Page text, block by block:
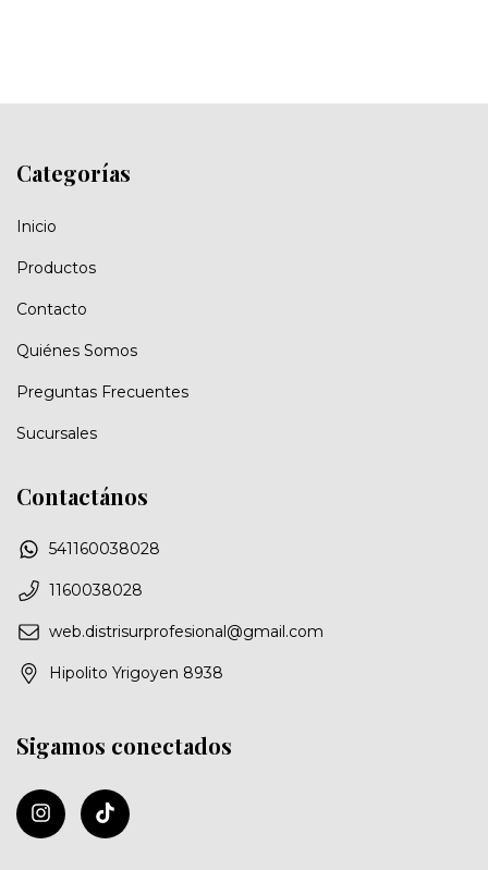
Categorías
Inicio
Productos
Contacto
Quiénes Somos
Preguntas Frecuentes
Sucursales
Contactános
541160038028
1160038028
web.distrisurprofesional@gmail.com
Hipolito Yrigoyen 8938
Sigamos conectados